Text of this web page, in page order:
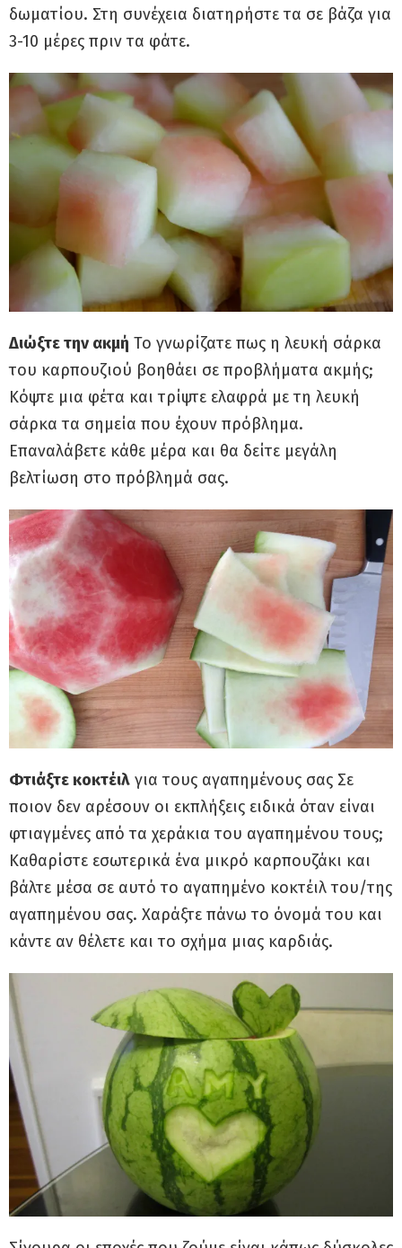
δωματίου. Στη συνέχεια διατηρήστε τα σε βάζα για
3-10 μέρες πριν τα φάτε.
Διώξτε την ακμή Το γνωρίζατε πως η λευκή σάρκα
του καρπουζιού βοηθάει σε προβλήματα ακμής;
Κόψτε μια φέτα και τρίψτε ελαφρά με τη λευκή
σάρκα τα σημεία που έχουν πρόβλημα.
Επαναλάβετε κάθε μέρα και θα δείτε μεγάλη
βελτίωση στο πρόβλημά σας.
Φτιάξτε κοκτέιλ για τους αγαπημένους σας Σε
ποιον δεν αρέσουν οι εκπλήξεις ειδικά όταν είναι
φτιαγμένες από τα χεράκια του αγαπημένου τους;
Καθαρίστε εσωτερικά ένα μικρό καρπουζάκι και
βάλτε μέσα σε αυτό το αγαπημένο κοκτέιλ του/της
αγαπημένου σας. Χαράξτε πάνω το όνομά του και
κάντε αν θέλετε και το σχήμα μιας καρδιάς.